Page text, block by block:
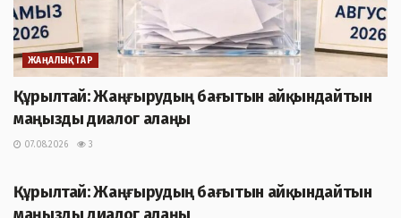
ЖАҢАЛЫҚТАР
Құрылтай: Жаңғырудың бағытын айқындайтын
маңызды диалог алаңы
07.08.2026
3
Құрылтай: Жаңғырудың бағытын айқындайтын